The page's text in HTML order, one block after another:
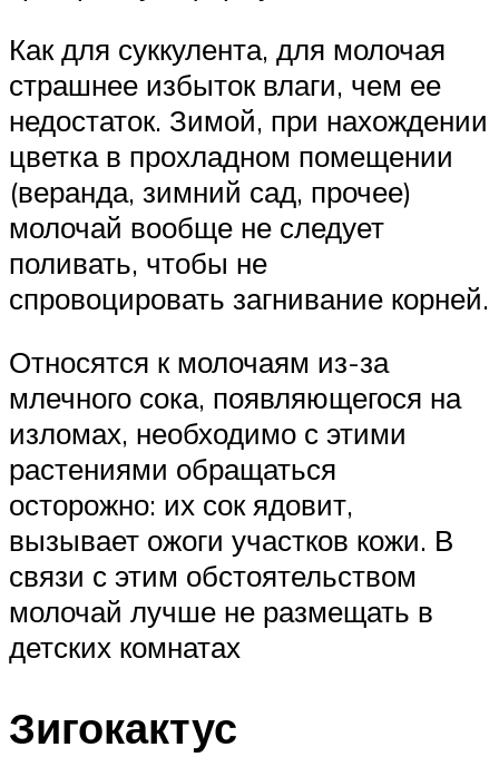
Как для суккулента, для молочая
страшнее избыток влаги, чем ее
недостаток. Зимой, при нахождении
цветка в прохладном помещении
(веранда, зимний сад, прочее)
молочай вообще не следует
поливать, чтобы не
спровоцировать загнивание корней.
Относятся к молочаям из-за
млечного сока, появляющегося на
изломах, необходимо с этими
растениями обращаться
осторожно: их сок ядовит,
вызывает ожоги участков кожи. В
связи с этим обстоятельством
молочай лучше не размещать в
детских комнатах
Зигокактус